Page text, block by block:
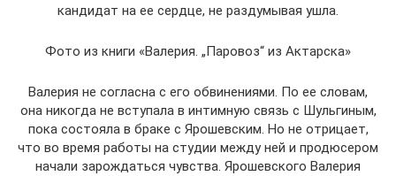
кандидат на ее сердце, не раздумывая ушла.
Фото из книги «Валерия. „Паровоз“ из Актарска»
Валерия не согласна с его обвинениями. По ее словам,
она никогда не вступала в интимную связь с Шульгиным,
пока состояла в браке с Ярошевским. Но не отрицает,
что во время работы на студии между ней и продюсером
начали зарождаться чувства. Ярошевского Валерия